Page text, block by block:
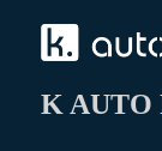
K AUTO